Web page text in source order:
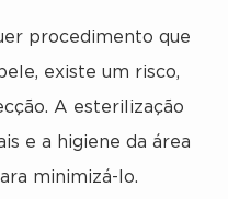
procedimento que
existe um risco,
A esterilização
e a higiene da área
minimizá-lo.